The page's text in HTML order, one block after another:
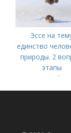
Эссе на
единство
природы. 2
этапы
природного